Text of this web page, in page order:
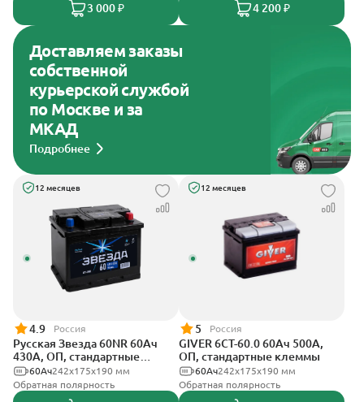
3 000 ₽ 4 200 ₽
Доставляем заказы
собственной
курьерской службой
по Москве и за
МКАД
Подробнее
12 месяцев
4.9 Россия
Русская Звезда 60NR 60Ач
430А, ОП, стандартные
клеммы242x175x190 мм
60Ач
Обратная полярность
12 месяцев
5 Россия
GIVER 6СТ-60.0 60Ач 500А,
ОП, стандартные клеммы
242х175х190 мм
60Ач
Обратная полярность